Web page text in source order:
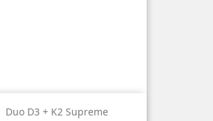
Duo D3 + K2 Supreme